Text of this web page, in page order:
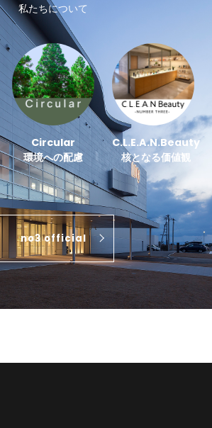
私たちについて
Circular
環境への配慮
C.L.E.A.N.Beauty
核となる価値観
no3 official